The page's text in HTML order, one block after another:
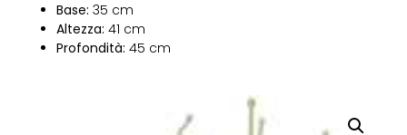
Base: 35 cm
Altezza: 41 cm
Profondità: 45 cm